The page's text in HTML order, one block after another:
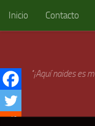
Skip to content
Inicio Contacto
"¡Aquí naides es